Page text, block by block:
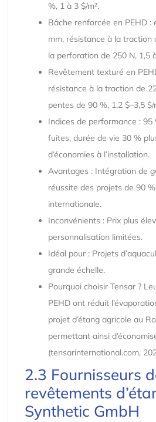
%, 1 à 3 $/m².
Bâche renforcée en PEHD :
mm, résistance à la traction
la perforation de 250 N, 1,5
Revêtement texturé en
résistance à la traction de
pentes de 90 %, 1,2 $–3,5 $/
Indices de performance :
fuites, durée de vie 30 %
d’économies à l’installation.
Avantages : Intégration de
réussite des projets de 90
internationale.
Inconvénients : Prix plus
personnalisation limitées.
Idéal pour : Projets
grande échelle.
Pourquoi choisir Tensar ?
PEHD ont réduit
projet d’étang agricole au
permettant ainsi
(tensarinternational.com,
2.3 Fournisseurs
revêtements
Synthetic GmbH